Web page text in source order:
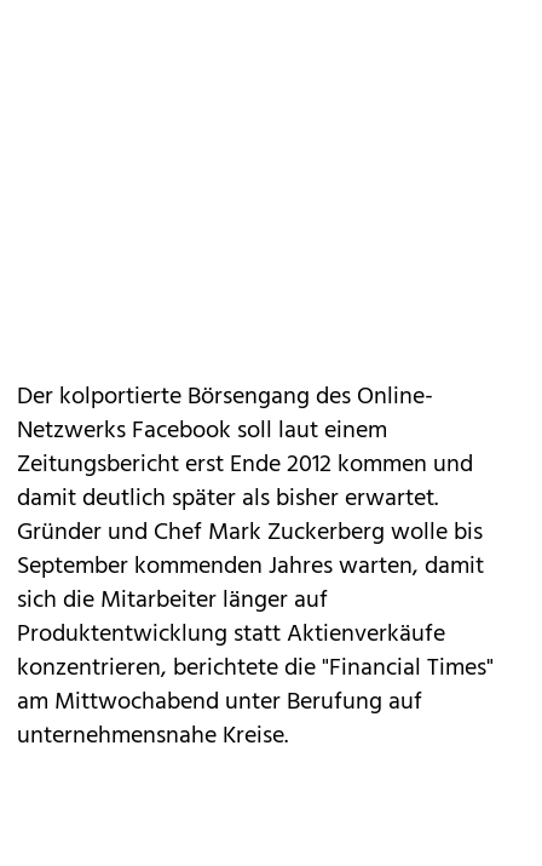
Der kolportierteBörsengangdes Online-
NetzwerksFacebook soll laut einem
Zeitungsbericht erst Ende 2012 kommen und
damit deutlich später als bisher erwartet.
Gründer und ChefMark Zuckerbergwolle bis
September kommenden Jahres warten, damit
sich die Mitarbeiter länger auf
Produktentwicklung statt Aktienverkäufe
konzentrieren, berichtete die "Financial Times"
am Mittwochabend unter Berufung auf
unternehmensnahe Kreise.